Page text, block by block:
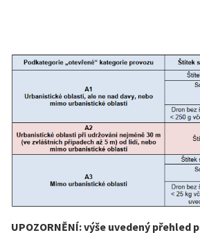
UPOZORNĚNÍ: výše uvedený přehled